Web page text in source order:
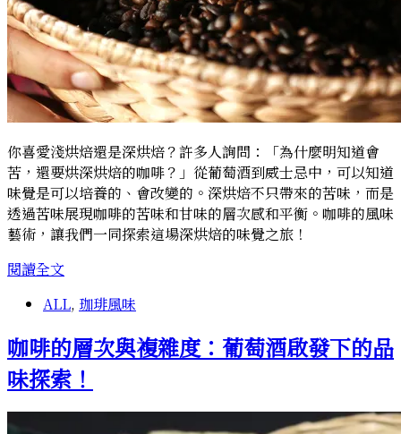
你喜愛淺烘焙還是深烘焙？許多人詢問：「為什麼明知道會
苦，還要烘深烘焙的咖啡？」從葡萄酒到威士忌中，可以知道
味覺是可以培養的、會改變的。深烘焙不只帶來的苦味，而是
透過苦味展現咖啡的苦味和甘味的層次感和平衡。咖啡的風味
藝術，讓我們一同探索這場深烘焙的味覺之旅！
閱讀全文深
焙
藝
術：
苦
與
ALL, 珈琲風味
咖啡的層次與複雜度：葡萄酒啟發下的品
味探索！